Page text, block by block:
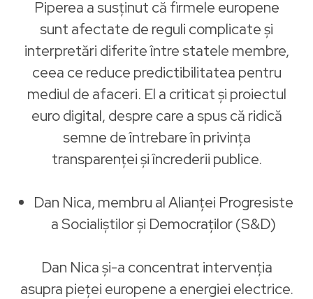
Piperea a susținut că firmele europene
sunt afectate de reguli complicate și
interpretări diferite între statele membre,
ceea ce reduce predictibilitatea pentru
mediul de afaceri. El a criticat și proiectul
euro digital, despre care a spus că ridică
semne de întrebare în privința
transparenței și încrederii publice.
Dan Nica, membru al Alianței Progresiste
a Socialiștilor și Democraților (S&D)
Dan Nica și-a concentrat intervenția
asupra pieței europene a energiei electrice.